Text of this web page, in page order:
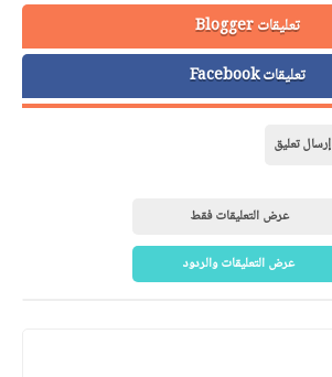
تعليقات Blogger
تعليقات Facebook
إرسال تعليق
عرض التعليقات فقط
عرض التعليقات والردود